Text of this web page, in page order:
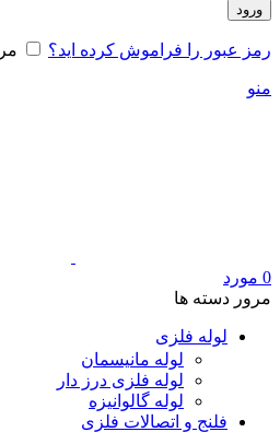
ورود
رمز عبور را فراموش کرده اید؟
منو
0 مورد
مرور دسته ها
لوله فلزی
لوله مانیسمان
لوله فلزی درز دار
لوله گالوانیزه
فلنج و اتصالات فلزی